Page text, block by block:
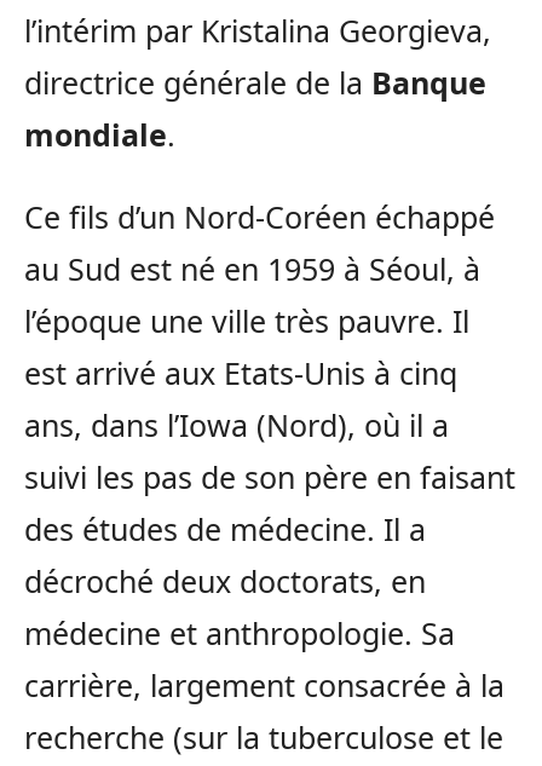
l’intérim par Kristalina Georgieva,
directrice générale de la Banque
mondiale.
Ce fils d’un Nord-Coréen échappé
au Sud est né en 1959 à Séoul, à
l’époque une ville très pauvre. Il
est arrivé aux Etats-Unis à cinq
ans, dans l’Iowa (Nord), où il a
suivi les pas de son père en faisant
des études de médecine. Il a
décroché deux doctorats, en
médecine et anthropologie. Sa
carrière, largement consacrée à la
recherche (sur la tuberculose et le